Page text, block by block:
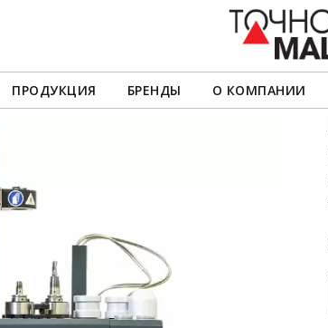
ПРОДУКЦИЯ БРЕНДЫ О КОМПАНИИ